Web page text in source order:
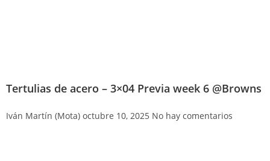
Tertulias de acero – 3×04 Previa week 6 @Browns
Iván Martín (Mota) octubre 10, 2025 No hay comentarios